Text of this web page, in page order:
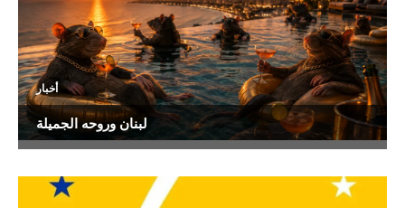
أخبار
لبنان وروحه الجميلة